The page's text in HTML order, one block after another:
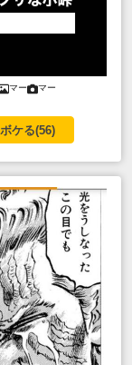
マー マー
ボケる(56)